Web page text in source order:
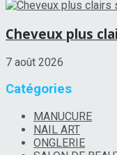
Cheveux plus
7 août 2026
Catégories
MANUCURE
NAIL ART
ONGLERIE